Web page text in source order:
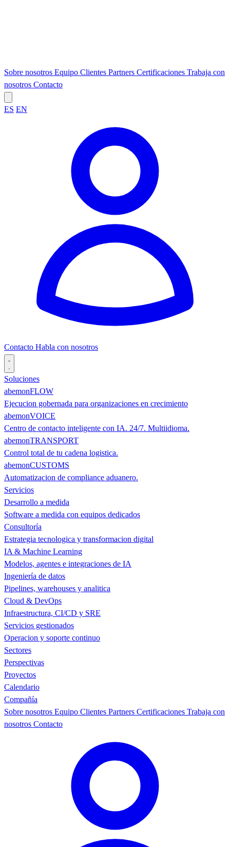
Sobre nosotros Equipo Clientes Partners Certificaciones Trabaja con
nosotros Contacto
ES EN
Contacto Habla con nosotros
Soluciones
abemonFLOW
Ejecucion gobernada para organizaciones en crecimiento
abemonVOICE
Centro de contacto inteligente con IA. 24/7. Multiidioma.
abemonTRANSPORT
Control total de tu cadena logistica.
abemonCUSTOMS
Automatizacion de compliance aduanero.
Servicios
Desarrollo a medida
Software a medida con equipos dedicados
Consultoría
Estrategia tecnologica y transformacion digital
IA & Machine Learning
Modelos, agentes e integraciones de IA
Ingeniería de datos
Pipelines, warehouses y analitica
Cloud & DevOps
Infraestructura, CI/CD y SRE
Servicios gestionados
Operacion y soporte continuo
Sectores
Perspectivas
Proyectos
Calendario
Compañía
Sobre nosotros Equipo Clientes Partners Certificaciones Trabaja con
nosotros Contacto